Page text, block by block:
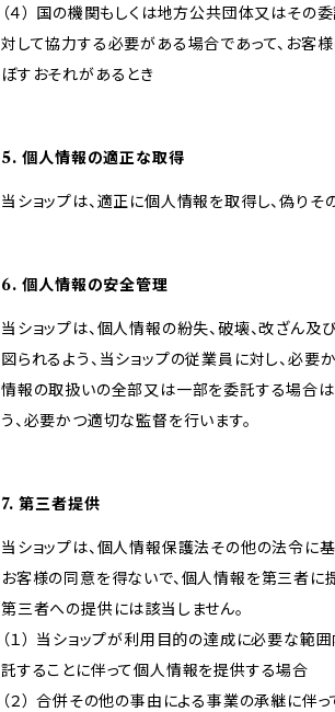
（４） 国の機関もしくは地方公共団体又はそ
対して協力する必要がある場合であって、お客
ぼすおそれがあるとき
5. 個人情報の適正な取得
当ショップは、適正に個人情報を取得し、偽りそ
6. 個人情報の安全管理
当ショップは、個人情報の紛失、破壊、改ざん
図られるよう、当ショップの従業員に対し、必要
情報の取扱いの全部又は一部を委託する場合
う、必要かつ適切な監督を行います。
7. 第三者提供
当ショップは、個人情報保護法その他の法令に
お客様の同意を得ないで、個人情報を第三者に
第三者への提供には該当しません。
（１） 当ショップが利用目的の達成に必要な
託することに伴って個人情報を提供する場合
（２） 合併その他の事由による事業の承継に伴